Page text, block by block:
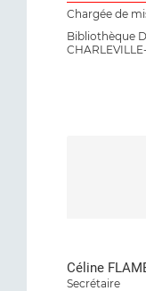
Chargée de
Bibliothèque
Céline
Secrétaire